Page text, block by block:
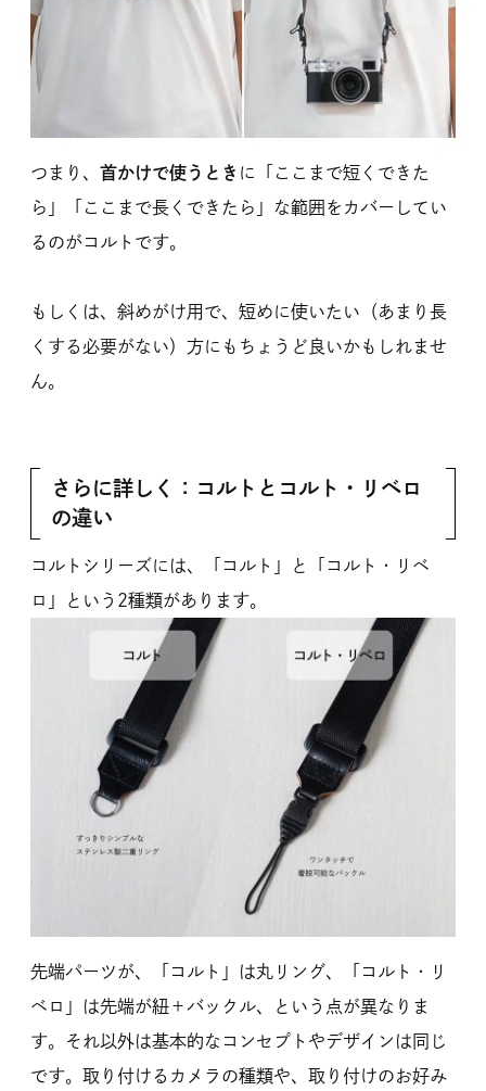
つまり、首かけで使うとき に「ここまで短くできた
ら」「ここまで長くできたら」な範囲をカバーしてい
るのがコルトです。
もしくは、斜めがけ用で、短めに使いたい（あまり長
くする必要がない）方にもちょうど良いかもしれませ
ん。
さらに詳しく：コルトとコルト・リベロ
の違い
コルトシリーズには、「コルト」と「コルト・リベ
ロ」という2種類があります。
先端パーツが、「コルト」は丸リング、「コルト・リ
ベロ」は先端が紐＋バックル、という点が異なりま
す。それ以外は基本的なコンセプトやデザインは同じ
です。取り付けるカメラの種類や、取り付けのお好み